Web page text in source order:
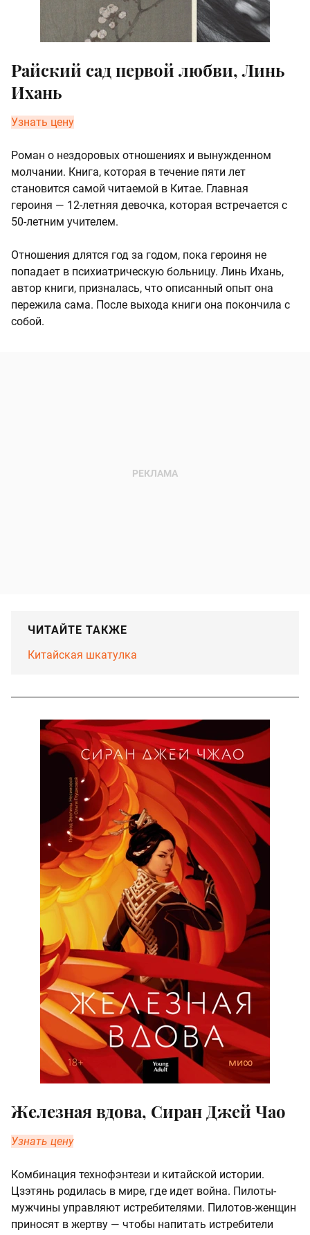
Райский сад первой любви, Линь
Ихань
Узнать цену
Роман о нездоровых отношениях и вынужденном
молчании. Книга, которая в течение пяти лет
становится самой читаемой в Китае. Главная
героиня — 12-летняя девочка, которая встречается с
50-летним учителем.
Отношения длятся год за годом, пока героиня не
попадает в психиатрическую больницу. Линь Ихань,
автор книги, призналась, что описанный опыт она
пережила сама. После выхода книги она покончила с
собой.
ЧИТАЙТЕ ТАКЖЕ
Китайская шкатулка
Железная вдова, Сиран Джей Чао
Узнать цену
Комбинация технофэнтези и китайской истории.
Цзэтянь родилась в мире, где идет война. Пилоты-
мужчины управляют истребителями. Пилотов-женщин
приносят в жертву — чтобы напитать истребители